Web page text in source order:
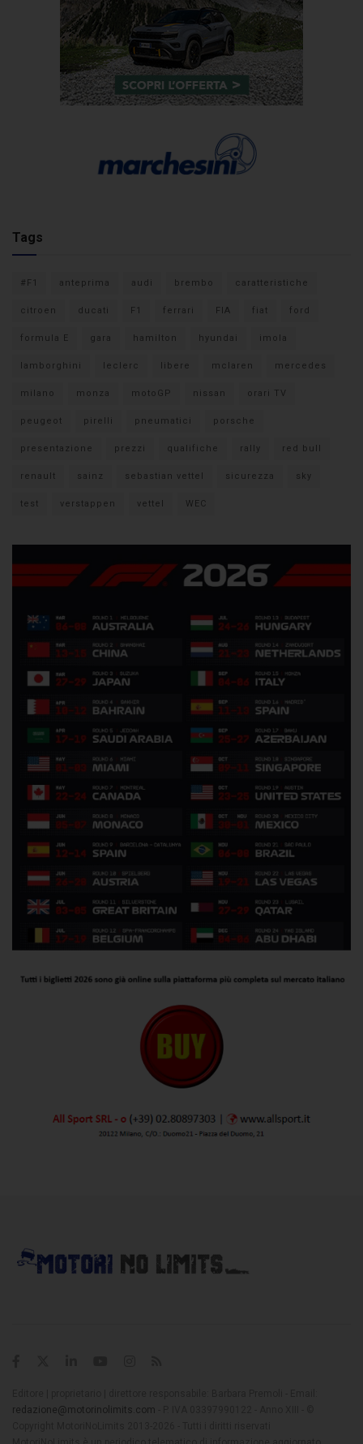
Tags
#F1 anteprima audi brembo caratteristiche
citroen ducati F1 ferrari FIA fiat ford
formula E gara hamilton hyundai imola
lamborghini leclerc libere mclaren mercedes
milano monza motoGP nissan orari TV
peugeot pirelli pneumatici porsche
presentazione prezzi qualifiche rally red bull
renault sainz sebastian vettel sicurezza sky
test verstappen vettel WEC
redazione@motorinolimits.com